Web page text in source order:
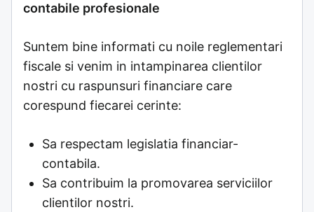
contabile profesionale
Suntem bine informati cu noile reglementari
fiscale si venim in intampinarea clientilor
nostri cu raspunsuri financiare care
corespund fiecarei cerinte:
Sa respectam legislatia financiar-
contabila.
Sa contribuim la promovarea serviciilor
clientilor nostri.